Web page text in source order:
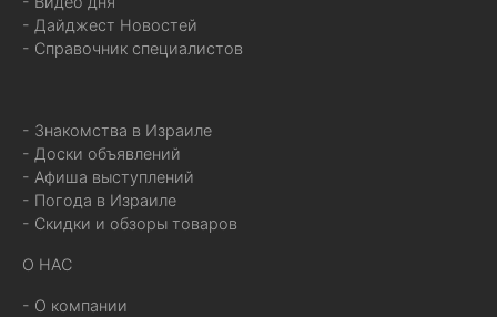
- Дайджест Новостей
- Справочник специалистов
- Знакомства в Израиле
- Доски объявлений
- Афиша выступлений
- Погода в Израиле
- Скидки и обзоры товаров
О НАС
- О компании